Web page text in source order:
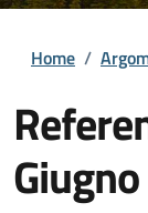
Home /